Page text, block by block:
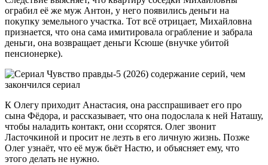
ограбил её же муж Антон, у него появились деньги на
покупку земельного участка. Тот всё отрицает, Михайловна
признается, что она сама имитировала ограбление и забрала
деньги, она возвращает деньги Ксюше (внучке убитой
пенсионерке).
К Олегу приходит Анастасия, она расспрашивает его про
сына Фёдора, и рассказывает, что она подослала к ней Наташу,
чтобы наладить контакт, они ссорятся. Олег звонит
Ласточкиной и просит не лезть в его личную жизнь. Позже
Олег узнаёт, что её муж бьёт Настю, и объясняет ему, что
этого делать не нужно.